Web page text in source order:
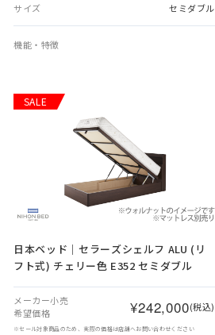
サイズ セミダブル
機能・特徴
SALE
日本ベッド｜セラーズシェルフ ALU (リ
フト式) チェリー色 E352 セミダブル
メーカー小売
希望価格
¥242,000(税込)
※セール対象商品のため、実際の価格は店舗へお問い合わせください